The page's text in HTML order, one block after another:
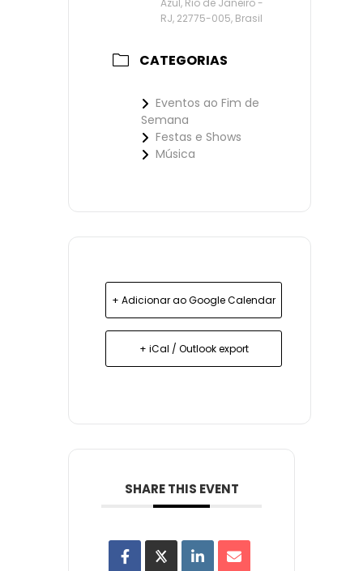
Azul, Rio de Janeiro -
RJ, 22775-005, Brasil
CATEGORIAS
Eventos ao Fim de
Semana
Festas e Shows
Música
+ Adicionar ao Google Calendar
+ iCal / Outlook export
SHARE THIS EVENT